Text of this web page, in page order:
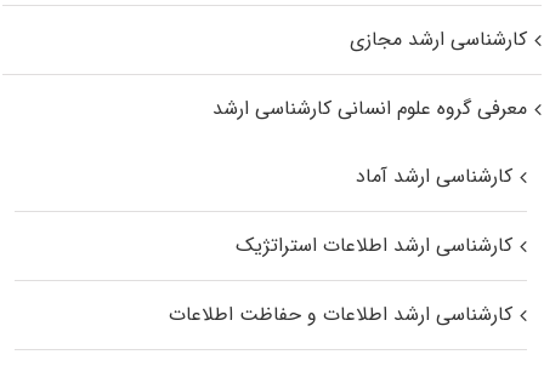
کارشناسی ارشد مجازی
معرفی گروه علوم انسانی کارشناسی ارشد
کارشناسی ارشد آماد
کارشناسی ارشد اطلاعات استراتژیک
کارشناسی ارشد اطلاعات و حفاظت اطلاعات